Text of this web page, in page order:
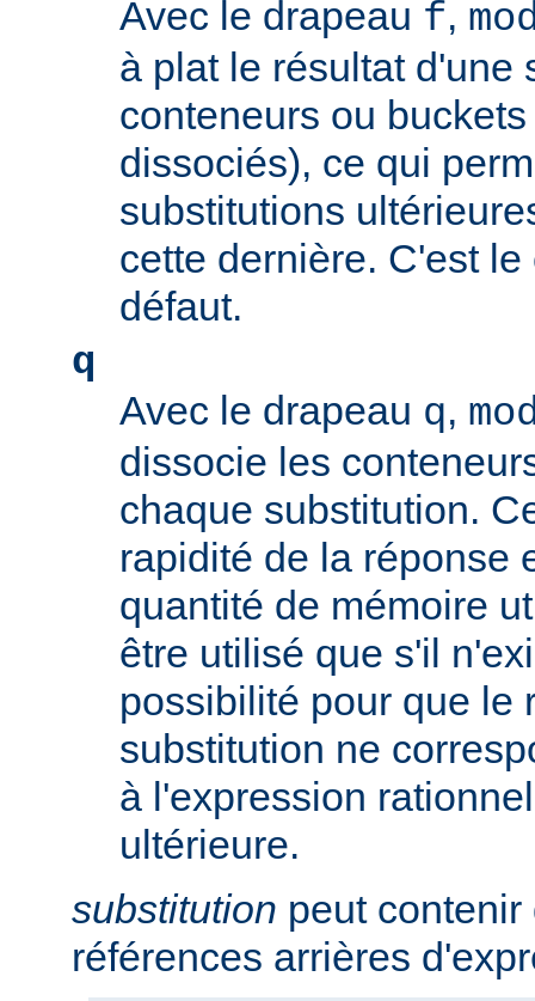
Avec le drapeau f,
à plat le résultat d'une
conteneurs ou
dissociés), ce qui
substitutions
cette dernière. C'est
défaut.
q
Avec le drapeau q,
dissocie les
chaque substitution.
rapidité de la réponse
quantité de mémoire
être utilisé que s'il
possibilité pour que le
substitution ne
à l'expression
ultérieure.
substitution peut
références arrières